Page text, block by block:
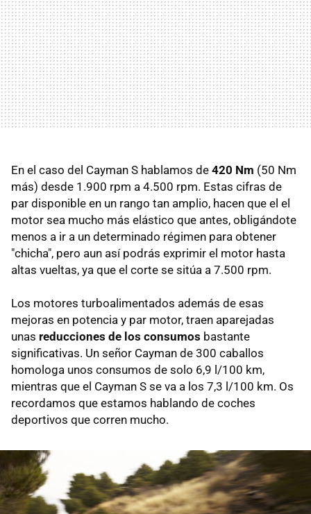
En el caso del Cayman S hablamos de 420 Nm (50 Nm
más) desde 1.900 rpm a 4.500 rpm. Estas cifras de
par disponible en un rango tan amplio, hacen que el el
motor sea mucho más elástico que antes, obligándote
menos a ir a un determinado régimen para obtener
"chicha", pero aun así podrás exprimir el motor hasta
altas vueltas, ya que el corte se sitúa a 7.500 rpm.
Los motores turboalimentados además de esas
mejoras en potencia y par motor, traen aparejadas
unas reducciones de los consumos bastante
significativas. Un señor Cayman de 300 caballos
homologa unos consumos de solo 6,9 l/100 km,
mientras que el Cayman S se va a los 7,3 l/100 km. Os
recordamos que estamos hablando de coches
deportivos que corren mucho.